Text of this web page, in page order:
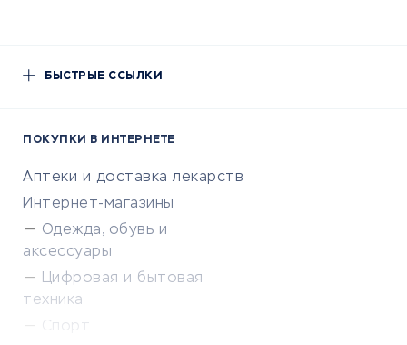
БЫСТРЫЕ ССЫЛКИ
ПОКУПКИ В ИНТЕРНЕТЕ
Аптеки и доставка лекарств
Интернет-магазины
Одежда, обувь и
аксессуары
Цифровая и бытовая
техника
Спорт